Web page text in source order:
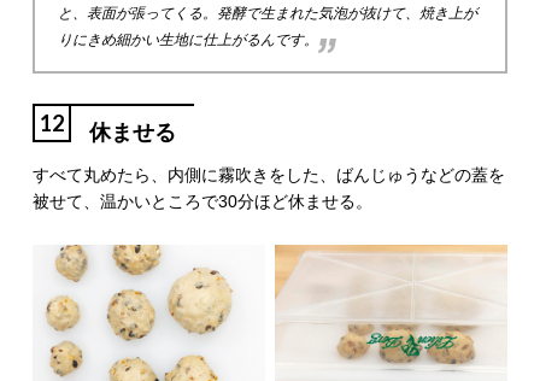
と、表面が張ってくる。発酵で生まれた気泡が抜けて、焼き上が
りにきめ細かい生地に仕上がるんです。
12 休ませる
すべて丸めたら、内側に霧吹きをした、ばんじゅうなどの蓋を
被せて、温かいところで30分ほど休ませる。